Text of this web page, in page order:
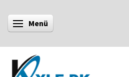
Anzeige ändern
Menü